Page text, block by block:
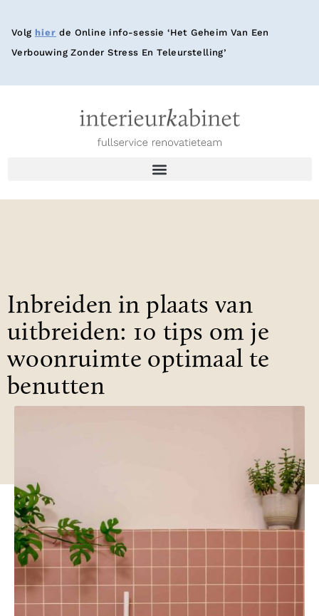
Volg hier de Online info-sessie ‘Het Geheim Van Een
Verbouwing Zonder Stress En Teleurstelling’
Inbreiden in plaats van
uitbreiden: 10 tips om je
woonruimte optimaal te
benutten